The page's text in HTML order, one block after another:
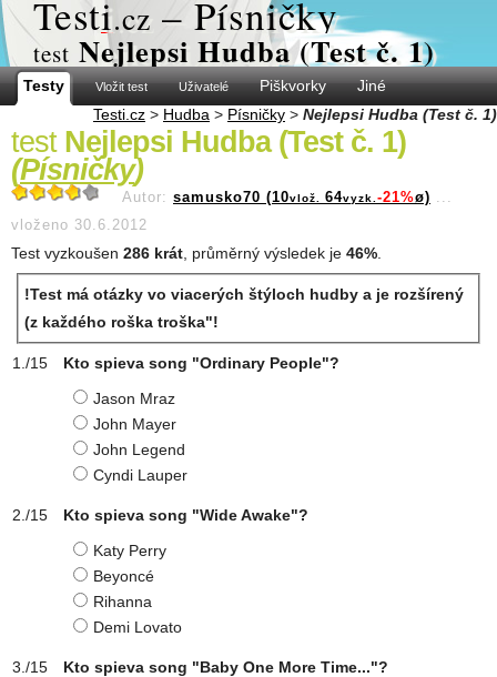
Testi.cz – Písničky
test Nejlepsi Hudba (Test č. 1)
Testy Vložit test Uživatelé Piškvorky
Jiné
Testi.cz > Hudba > Písničky > Nejlepsi Hudba (Test č. 1)
test Nejlepsi Hudba (Test č. 1)
(Písničky)
Autor: samusko70 (10vlož. 64vyzk. -21%ø) ...
vloženo 30.6.2012
Test vyzkoušen 286 krát , průměrný výsledek je 46%
!Test má otázky vo viacerých štýloch hudby a je rozšírený
(z každého roška troška"!
Kto spieva song "Ordinary People"?
Jason Mraz
John Mayer
John Legend
Cyndi Lauper
Kto spieva song "Wide Awake"?
Katy Perry
Beyoncé
Rihanna
Demi Lovato
Kto spieva song "Baby One More Time..."?